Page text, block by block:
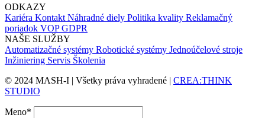
ODKAZY
Kariéra Kontakt Náhradné diely Politika kvality Reklamačný
poriadok VOPGDPR
NAŠE SLUŽBY
Automatizačné systémy Robotické systémy Jednoúčelové stroje
Inžiniering Servis Školenia
© 2024 MASH-I | Všetky práva vyhradené | CREA:THINK
STUDIO
Meno*